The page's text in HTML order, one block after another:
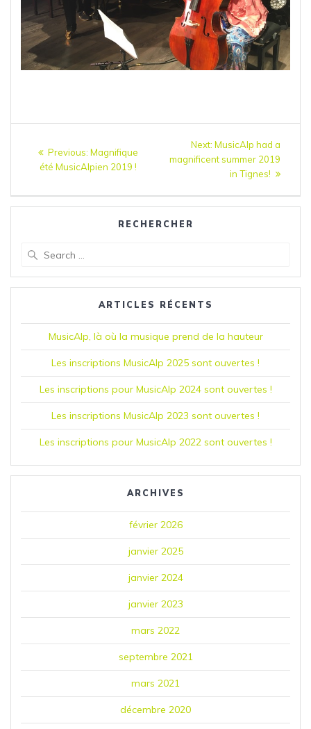
l’article
Previous: Previous
post:
Magnifique
été MusicAlpien 2019 !
Next: Next
post:
MusicAlp had a
magnificent summer 2019
in Tignes!
RECHERCHER
ARTICLES RÉCENTS
MusicAlp, là où la musique prend de la hauteur
Les inscriptions MusicAlp 2025 sont ouvertes !
Les inscriptions pour MusicAlp 2024 sont ouvertes !
Les inscriptions MusicAlp 2023 sont ouvertes !
Les inscriptions pour MusicAlp 2022 sont ouvertes !
ARCHIVES
février 2026
janvier 2025
janvier 2024
janvier 2023
mars 2022
septembre 2021
mars 2021
décembre 2020